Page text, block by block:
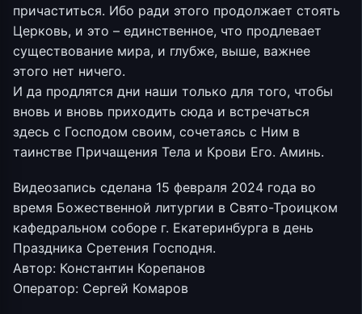
причаститься. Ибо ради этого продолжает стоять
Церковь, и это – единственное, что продлевает
существование мира, и глубже, выше, важнее
этого нет ничего.
И да продлятся дни наши только для того, чтобы
вновь и вновь приходить сюда и встречаться
здесь с Господом своим, сочетаясь с Ним в
таинстве Причащения Тела и Крови Его. Аминь.
Видеозапись сделана 15 февраля 2024 года во
время Божественной литургии в Свято-Троицком
кафедральном соборе г. Екатеринбурга в день
Праздника Сретения Господня.
Автор: Константин Корепанов
Оператор: Сергей Комаров